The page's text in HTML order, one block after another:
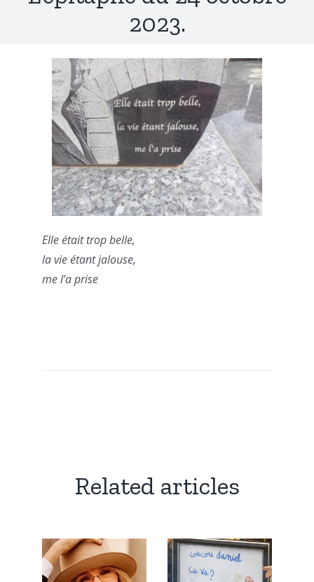
2023.
Elle était trop belle,
la vie étant jalouse,
me l’a prise
Related articles